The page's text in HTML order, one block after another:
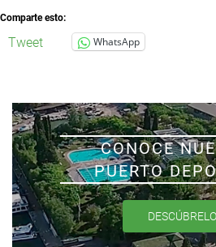
Comparte esto:
Tweet WhatsApp
CONOCE
PUERTO
DESCÚBRELO